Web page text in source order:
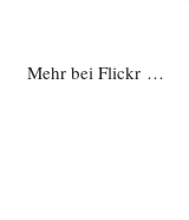
Mehr bei Flickr …